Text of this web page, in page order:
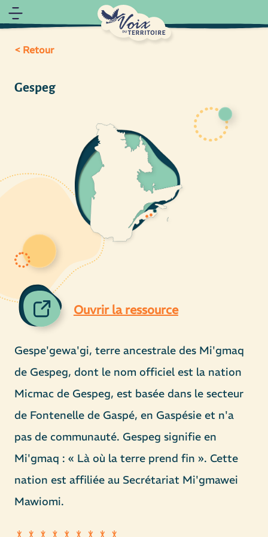
< Retour
Gespeg
Ouvrir la ressource
Gespe'gewa'gi, terre ancestrale des Mi'gmaq
de Gespeg, dont le nom officiel est la nation
Micmac de Gespeg, est basée dans le secteur
de Fontenelle de Gaspé, en Gaspésie et n'a
pas de communauté. Gespeg signifie en
Mi'gmaq : « Là où la terre prend fin ». Cette
nation est affiliée au Secrétariat Mi'gmawei
Mawiomi.